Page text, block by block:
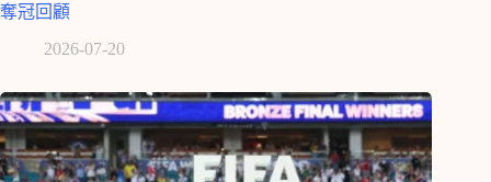
奪冠回顧
2026-07-20